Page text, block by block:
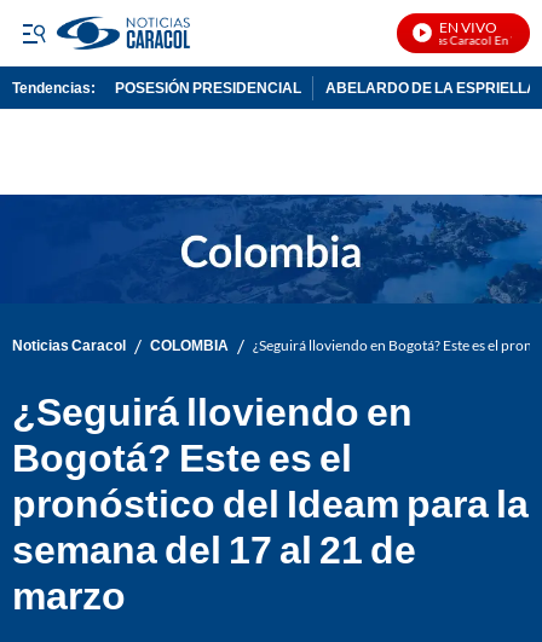
EN VIVO
Noticias Caracol En Vivo
Tendencias: POSESIÓN PRESIDENCIAL ABELARDO DE LA ESPRIELLA
Noticias Caracol / COLOMBIA / ¿Seguirá lloviendo en Bogotá? Este es el
¿Seguirá lloviendo en
Bogotá? Este es el
pronóstico del Ideam para la
semana del 17 al 21 de
marzo